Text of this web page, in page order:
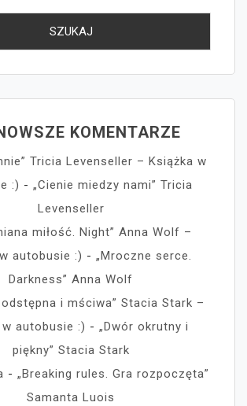
KOMENTARZE
Tricia Levenseller – Książka w
:) - „Cienie miedzy nami” Tricia
Levenseller
miłość. Night” Anna Wolf –
autobusie :) - „Mroczne serce.
Darkness” Anna Wolf
i mściwa” Stacia Stark –
w autobusie :) - „Dwór okrutny i
piękny” Stacia Stark
- „Breaking rules. Gra rozpoczęta”
Samanta Luois